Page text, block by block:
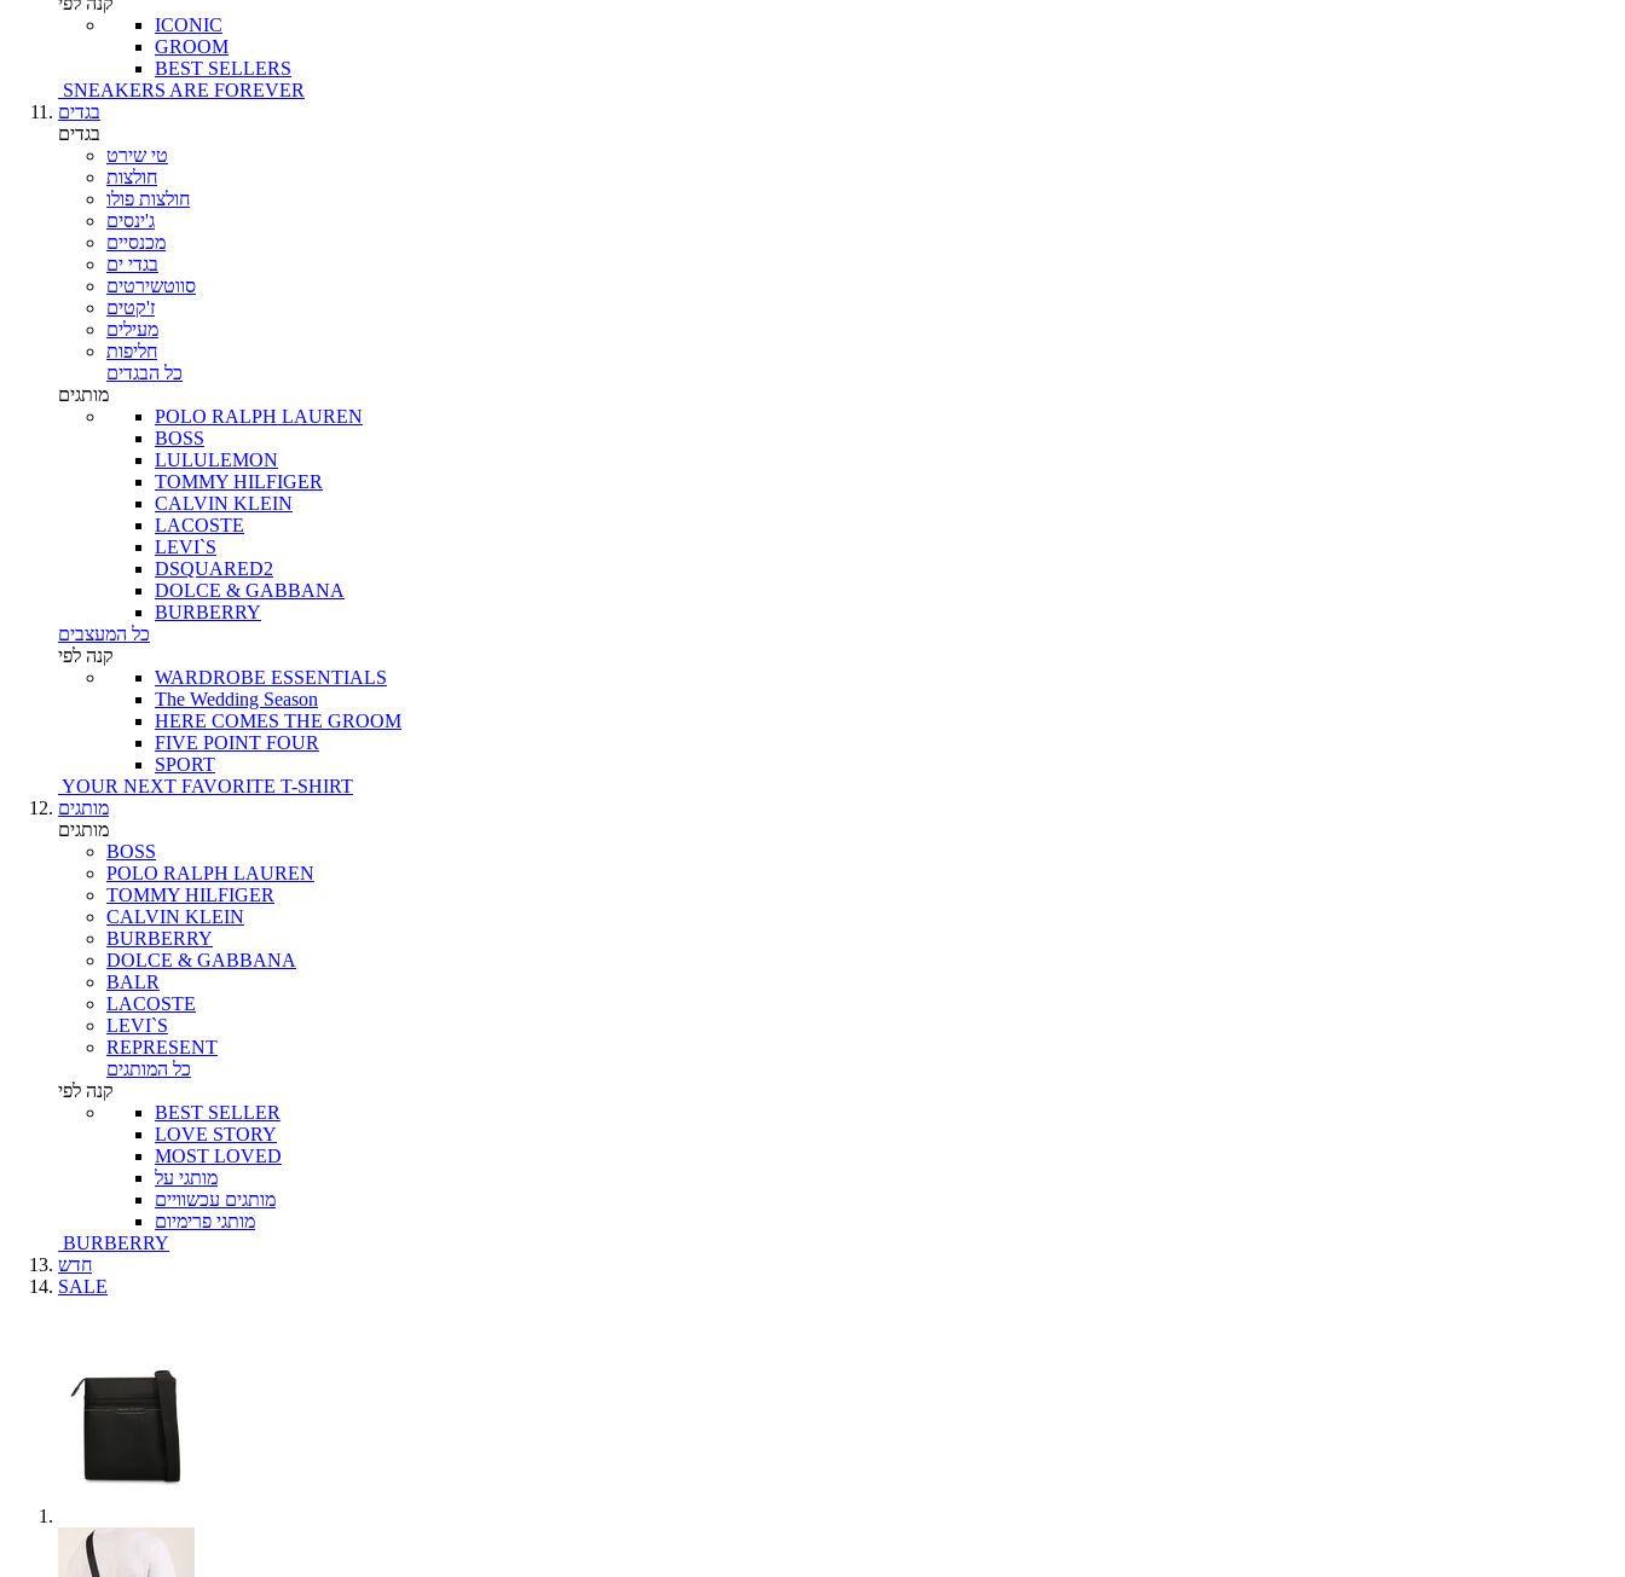
ICONIC
GROOM
BEST SELLERS
SNEAKERS ARE FOREVER
בגדים
בגדים
טי שירט
חולצות
חולצות פולו
ג'ינסים
מכנסיים
בגדי ים
סווטשירטים
ז'קטים
מעילים
חליפות
כל הבגדים
מותגים
POLO RALPH LAUREN
BOSS
LULULEMON
TOMMY HILFIGER
CALVIN KLEIN
LACOSTE
LEVI`S
DSQUARED2
DOLCE & GABBANA
BURBERRY
כל המעצבים
קנה לפי
WARDROBE ESSENTIALS
The Wedding Season
HERE COMES THE GROOM
FIVE POINT FOUR
SPORT
YOUR NEXT FAVORITE T-SHIRT
מותגים
מותגים
BOSS
POLO RALPH LAUREN
TOMMY HILFIGER
CALVIN KLEIN
BURBERRY
DOLCE & GABBANA
BALR
LACOSTE
LEVI`S
REPRESENT
כל המותגים
קנה לפי
BEST SELLER
LOVE STORY
MOST LOVED
מותגי על
מותגים עכשוויים
מותגי פרימיום
BURBERRY
חדש
SALE